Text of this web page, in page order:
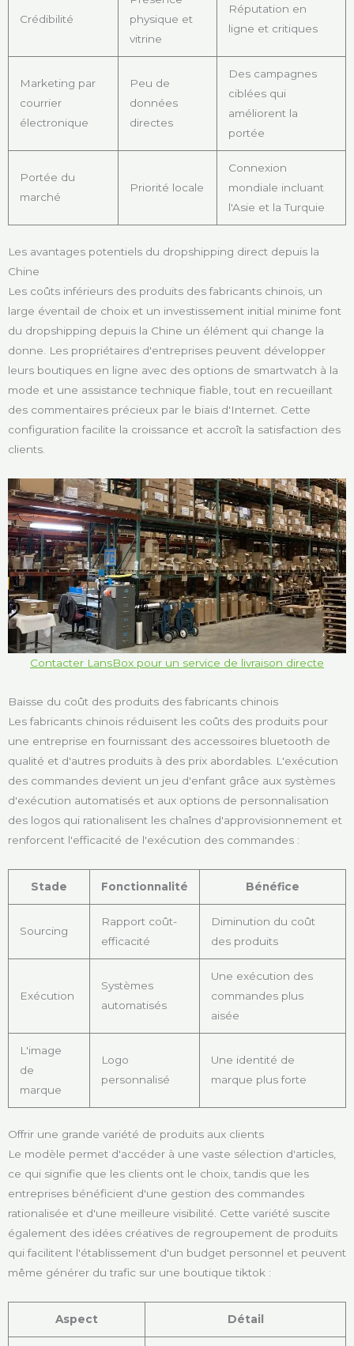
Crédibilité
physique et
vitrine
Réputation en
ligne et critiques
Marketing par
courrier
électronique
Peu de
données
directes
Des campagnes
ciblées qui
améliorent la
portée
Portée du
marché
Priorité locale
Connexion
mondiale incluant
l'Asie et la Turquie
Les avantages potentiels du dropshipping direct depuis la
Chine
Les coûts inférieurs des produits des fabricants chinois, un
large éventail de choix et un investissement initial minime font
du dropshipping depuis la Chine un élément qui change la
donne. Les propriétaires d'entreprises peuvent développer
leurs boutiques en ligne avec des options de smartwatch à la
mode et une assistance technique fiable, tout en recueillant
des commentaires précieux par le biais d'Internet. Cette
configuration facilite la croissance et accroît la satisfaction des
clients.
Contacter LansBox pour un service de livraison directe
Baisse du coût des produits des fabricants chinois
Les fabricants chinois réduisent les coûts des produits pour
une entreprise en fournissant des accessoires bluetooth de
qualité et d'autres produits à des prix abordables. L'exécution
des commandes devient un jeu d'enfant grâce aux systèmes
d'exécution automatisés et aux options de personnalisation
des logos qui rationalisent les chaînes d'approvisionnement et
renforcent l'efficacité de l'exécution des commandes :
Stade Fonctionnalité Bénéfice
Sourcing
Rapport coût-
efficacité
Diminution du coût
des produits
Exécution
Systèmes
automatisés
Une exécution des
commandes plus
aisée
L'image
de
marque
Logo
personnalisé
Une identité de
marque plus forte
Offrir une grande variété de produits aux clients
Le modèle permet d'accéder à une vaste sélection d'articles,
ce qui signifie que les clients ont le choix, tandis que les
entreprises bénéficient d'une gestion des commandes
rationalisée et d'une meilleure visibilité. Cette variété suscite
également des idées créatives de regroupement de produits
qui facilitent l'établissement d'un budget personnel et peuvent
même générer du trafic sur une boutique tiktok :
Aspect Détail